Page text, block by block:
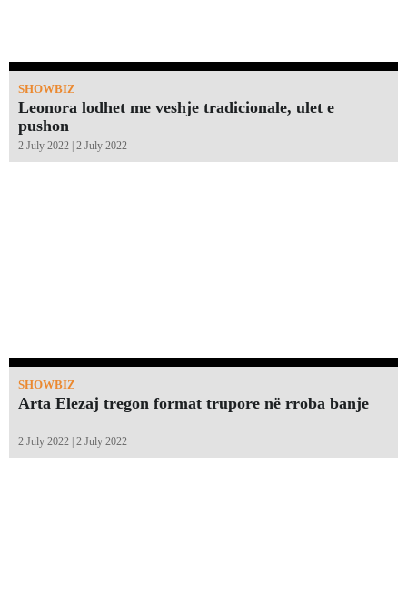
SHOWBIZ
Leonora lodhet me veshje tradicionale, ulet e
pushon
2 July 2022 | 2 July 2022
SHOWBIZ
Arta Elezaj tregon format trupore në rroba banje
2 July 2022 | 2 July 2022